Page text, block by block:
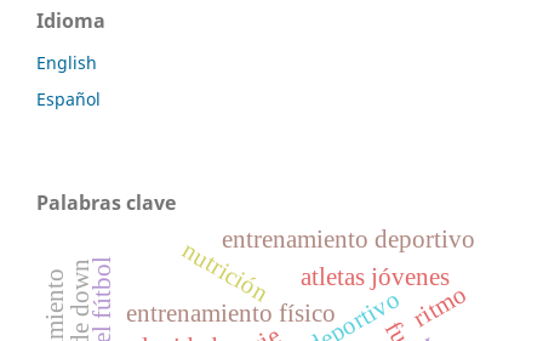
Idioma
English
Español
Palabras clave
entrenamiento físico
nutrición atletas jóvenes
entrenamiento deportivo
ritmo